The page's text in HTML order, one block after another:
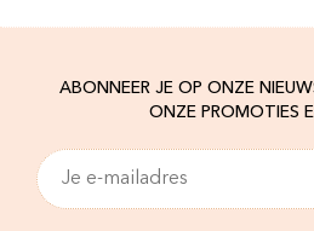
ABONNEER JE OP ONZE
ONZE PROMOTIES